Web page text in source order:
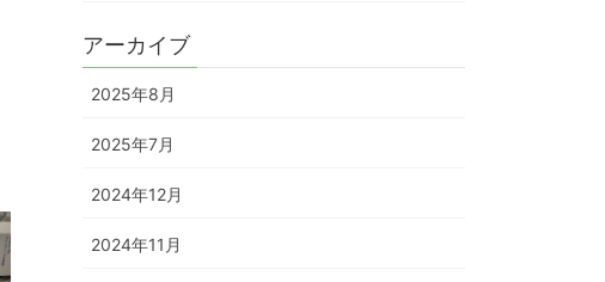
アーカイブ
2025年8月
2025年7月
2024年12月
2024年11月